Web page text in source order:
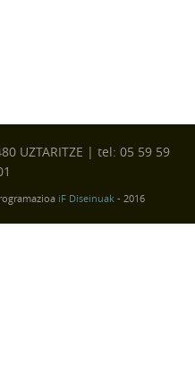
UZTARITZE | tel: 05 59 59
iF Diseinuak - 2016